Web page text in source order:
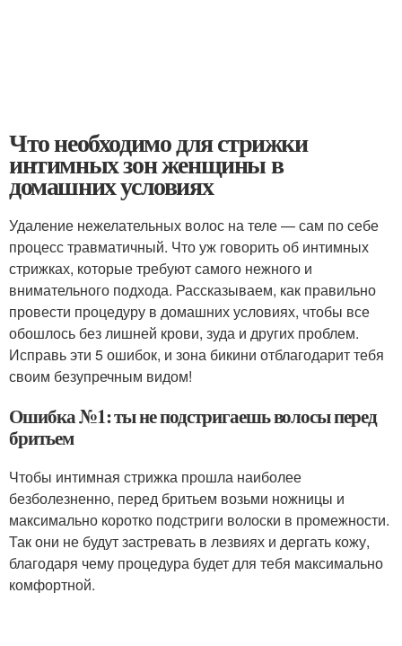
Что необходимо для стрижки
интимных зон женщины в
домашних условиях
Удаление нежелательных волос на теле — сам по себе
процесс травматичный. Что уж говорить об интимных
стрижках, которые требуют самого нежного и
внимательного подхода. Рассказываем, как правильно
провести процедуру в домашних условиях, чтобы все
обошлось без лишней крови, зуда и других проблем.
Исправь эти 5 ошибок, и зона бикини отблагодарит тебя
своим безупречным видом!
Ошибка №1: ты не подстригаешь волосы перед
бритьем
Чтобы интимная стрижка прошла наиболее
безболезненно, перед бритьем возьми ножницы и
максимально коротко подстриги волоски в промежности.
Так они не будут застревать в лезвиях и дергать кожу,
благодаря чему процедура будет для тебя максимально
комфортной.